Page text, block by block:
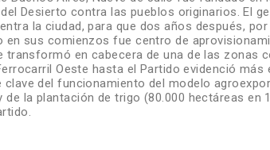
Desierto contra las pueblos originarios. El
la ciudad, para que dos años después,
en sus comienzos fue centro de
en cabecera de una de las zonas
Oeste hasta el Partido evidenció más
del funcionamiento del modelo
la plantación de trigo (80.000 hectáreas en